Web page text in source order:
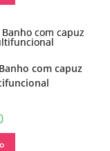
com capuz